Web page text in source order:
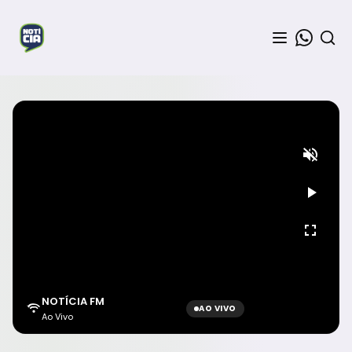
NOTÍCIA FM
Ao Vivo
AO VIVO